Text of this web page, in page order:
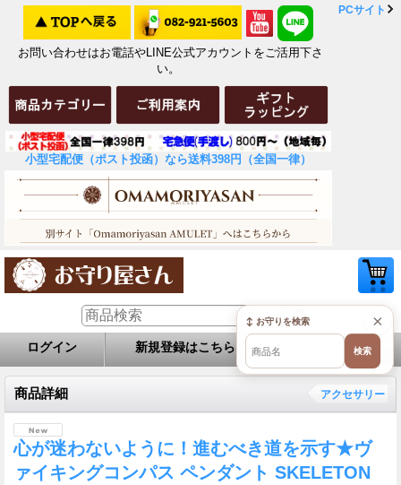
お問い合わせはお電話やLINE公式アカウントをご活用下さ
い。
小型宅配便（ポスト投函）なら送料398円（全国一律）
PCサイト
ログイン 新規登録はこちら お問い合せ
商品詳細 アクセサリー
心が迷わないように！進むべき道を示す★ヴ
ァイキングコンパス ペンダント SKELETON
×
↕ お守りを検索
検索